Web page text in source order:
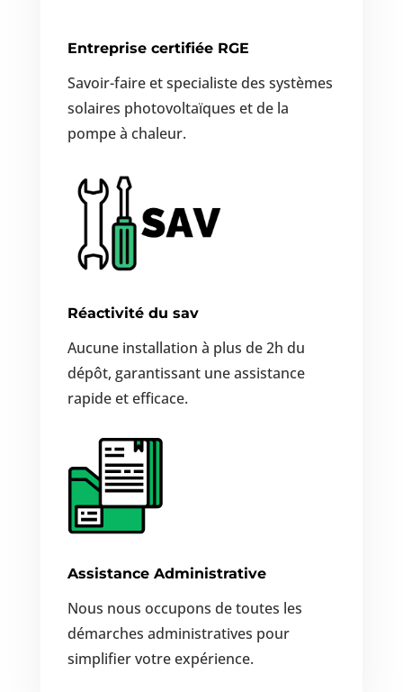
Entreprise certifiée RGE
Savoir-faire et specialistedes systèmes
solaires photovoltaïques et de la
pompe à chaleur.
Réactivité du sav
Aucune installation à plus de 2h du
dépôt, garantissant une assistance
rapide et efficace.
Assistance Administrative
Nous nous occupons de toutes les
démarches administratives pour
simplifier votre expérience.